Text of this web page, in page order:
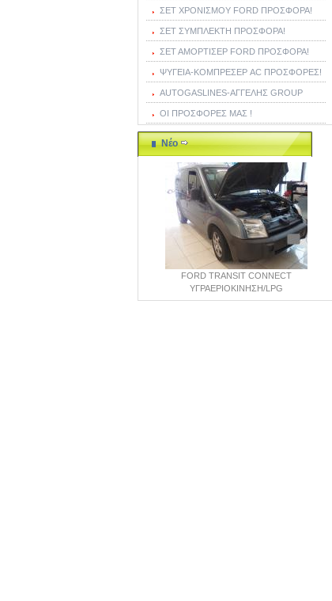
ΣΕΤ ΧΡΟΝΙΣΜΟΥ FORD ΠΡΟΣΦΟΡΑ!
ΣΕΤ ΣΥΜΠΛΕΚΤΗ ΠΡΟΣΦΟΡΑ!
ΣΕΤ ΑΜΟΡΤΙΣΕΡ FORD ΠΡΟΣΦΟΡΑ!
ΨΥΓΕΙΑ-ΚΟΜΠΡΕΣΕΡ AC ΠΡΟΣΦΟΡΕΣ!
AUTOGASLINES-ΑΓΓΕΛΗΣ GROUP
ΟΙ ΠΡΟΣΦΟΡΕΣ ΜΑΣ !
Νέο
FORD TRANSIT CONNECT
ΥΓΡΑΕΡΙΟΚΙΝΗΣΗ/LPG